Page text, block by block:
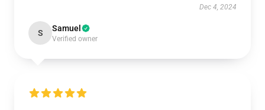
Dec 4, 2024
S Samuel
Verified owner